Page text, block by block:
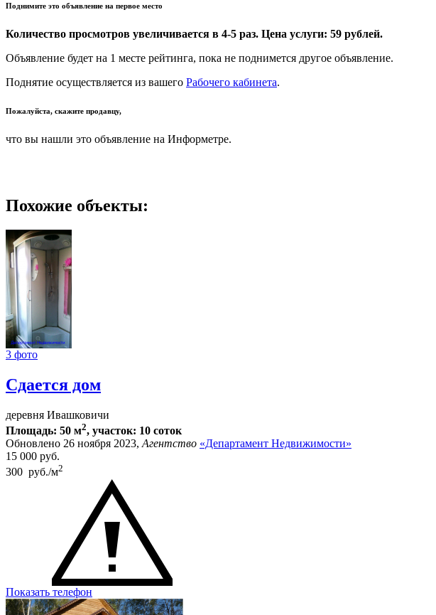
Поднимите это объявление на первое место
Количество просмотров увеличивается в 4-5 раз. Цена услуги: 59 рублей.
Объявление будет на 1 месте рейтинга, пока не поднимется другое объявление.
Поднятие осуществляется из вашего Рабочего кабинета.
Пожалуйста, скажите продавцу,
что вы нашли это объявление на Информетре.
Похожие объекты:
3 фото
Сдается дом
деревня Ивашковичи
Площадь: 50 м2, участок: 10 соток
Обновлено 26 ноября 2023,Агентство «Департамент Недвижимости»
15 000 руб.
300 руб./м2
Показать телефон